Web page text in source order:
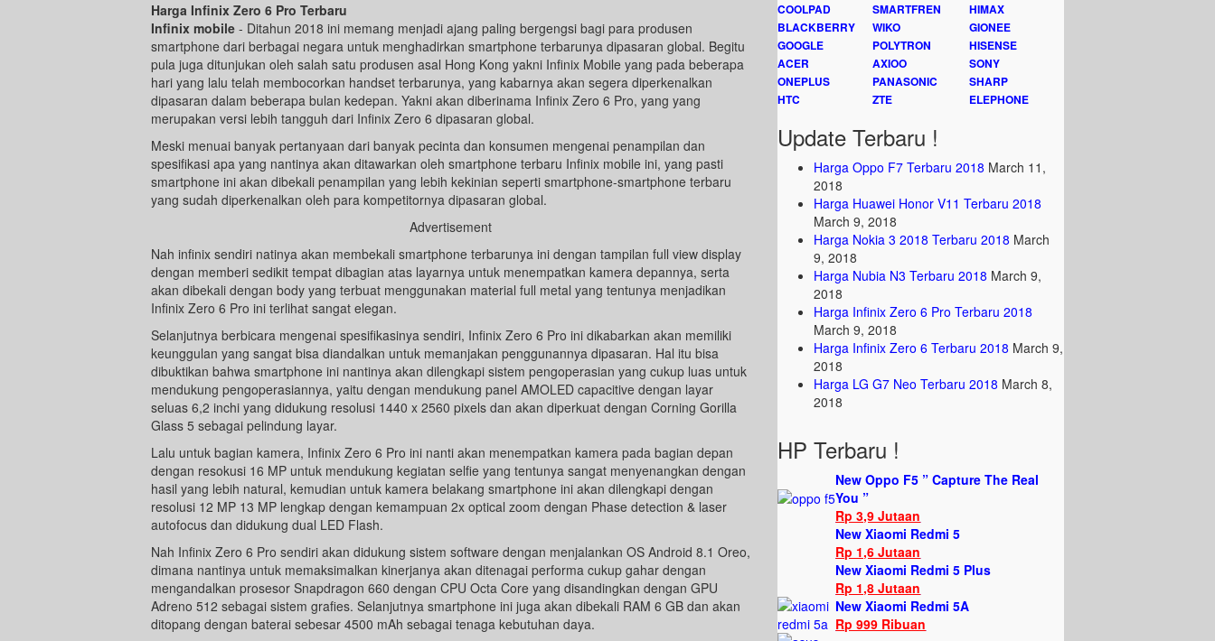
Harga Infinix Zero 6 Pro Terbaru
Infinix mobile - Ditahun 2018 ini memang menjadi ajang paling bergengsi bagi para produsen
smartphone dari berbagai negara untuk menghadirkan smartphone terbarunya dipasaran global. Begitu
pula juga ditunjukan oleh salah satu produsen asal Hong Kong yakni Infinix Mobile yang pada beberapa
hari yang lalu telah membocorkan handset terbarunya, yang kabarnya akan segera diperkenalkan
dipasaran dalam beberapa bulan kedepan. Yakni akan diberinama Infinix Zero 6 Pro, yang yang
merupakan versi lebih tangguh dari Infinix Zero 6 dipasaran global.
Meski menuai banyak pertanyaan dari banyak pecinta dan konsumen mengenai penampilan dan
spesifikasi apa yang nantinya akan ditawarkan oleh smartphone terbaru Infinix mobile ini, yang pasti
smartphone ini akan dibekali penampilan yang lebih kekinian seperti smartphone-smartphone terbaru
yang sudah diperkenalkan oleh para kompetitornya dipasaran global.
Advertisement
Nah infinix sendiri natinya akan membekali smartphone terbarunya ini dengan tampilan full view display
dengan memberi sedikit tempat dibagian atas layarnya untuk menempatkan kamera depannya, serta
akan dibekali dengan body yang terbuat menggunakan material full metal yang tentunya menjadikan
Infinix Zero 6 Pro ini terlihat sangat elegan.
Selanjutnya berbicara mengenai spesifikasinya sendiri, Infinix Zero 6 Pro ini dikabarkan akan memiliki
keunggulan yang sangat bisa diandalkan untuk memanjakan penggunannya dipasaran. Hal itu bisa
dibuktikan bahwa smartphone ini nantinya akan dilengkapi sistem pengoperasian yang cukup luas untuk
mendukung pengoperasiannya, yaitu dengan mendukung panel AMOLED capacitive dengan layar
seluas 6,2 inchi yang didukung resolusi 1440 x 2560 pixels dan akan diperkuat dengan Corning Gorilla
Glass 5 sebagai pelindung layar.
Lalu untuk bagian kamera, Infinix Zero 6 Pro ini nanti akan menempatkan kamera pada bagian depan
dengan resokusi 16 MP untuk mendukung kegiatan selfie yang tentunya sangat menyenangkan dengan
hasil yang lebih natural, kemudian untuk kamera belakang smartphone ini akan dilengkapi dengan
resolusi 12 MP 13 MP lengkap dengan kemampuan 2x optical zoom dengan Phase detection & laser
autofocus dan didukung dual LED Flash.
Nah Infinix Zero 6 Pro sendiri akan didukung sistem software dengan menjalankan OS Android 8.1 Oreo,
dimana nantinya untuk memaksimalkan kinerjanya akan ditenagai performa cukup gahar dengan
mengandalkan prosesor Snapdragon 660 dengan CPU Octa Core yang disandingkan dengan GPU
Adreno 512 sebagai sistem grafies. Selanjutnya smartphone ini juga akan dibekali RAM 6 GB dan akan
ditopang dengan baterai sebesar 4500 mAh sebagai tenaga kebutuhan daya.
COOLPAD
SMARTFREN
HIMAX
BLACKBERRY
WIKO
GIONEE
GOOGLE
POLYTRON
HISENSE
ACER
AXIOO
SONY
ONEPLUS
PANASONIC
SHARP
HTC
ZTE ELEPHONE
Update Terbaru !
Harga Oppo F7 Terbaru 2018 March 11,
2018
Harga Huawei Honor V11 Terbaru 2018
March 9, 2018
Harga Nokia 3 2018 Terbaru 2018 March
9, 2018
Harga Nubia N3 Terbaru 2018 March 9,
2018
Harga Infinix Zero 6 Pro Terbaru 2018
March 9, 2018
Harga Infinix Zero 6 Terbaru 2018 March 9,
2018
Harga LG G7 Neo Terbaru 2018 March 8,
2018
HP Terbaru !
New Oppo F5 ” Capture The Real
You ”
Rp 3,9 Jutaan
New Xiaomi Redmi 5
Rp 1,6 Jutaan
New Xiaomi Redmi 5 Plus
Rp 1,8 Jutaan
New Xiaomi Redmi 5A
Rp 999 Ribuan